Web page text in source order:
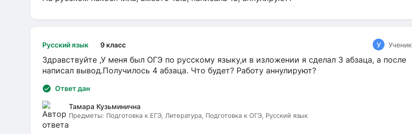
Русский язык 9 класс У Ученик
Здравствуйте ,У меня был ОГЭ по русскому языку,и в изложении я сделал 3 абзаца, а после
написал вывод.Получилось 4 абзаца. Что будет? Работу аннулируют?
Ответ дан
Тамара Кузьминична
Предметы: Подготовка к ЕГЭ, Литература, Подготовка к ОГЭ, Русский язык